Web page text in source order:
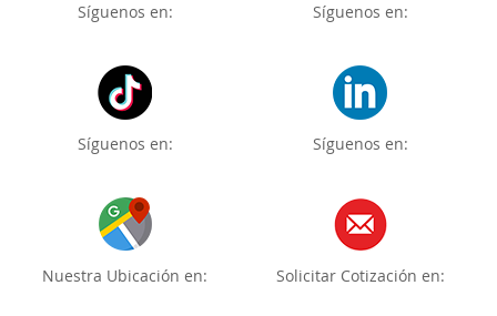
Síguenos en: Síguenos en:
Síguenos en: Síguenos en:
Nuestra Ubicación en: Solicitar Cotización en: